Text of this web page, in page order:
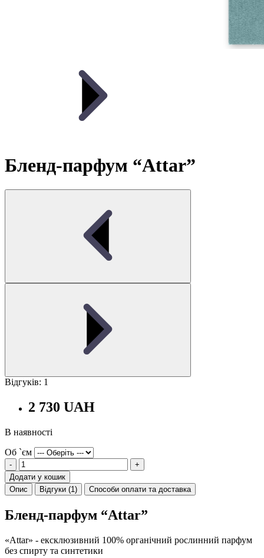
Бленд-парфум “Attar”
Відгуків: 1
2 730 UAH
В наявності
Об `єм
-
+
Додати у кошик
Опис
Відгуки (1) Способи оплати та доставка
Бленд-парфум “Attar”
«Attar» - ексклюзивний 100% органічний рослинний парфум
без спирту та синтетики